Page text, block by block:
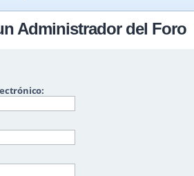
Administrador del Foro